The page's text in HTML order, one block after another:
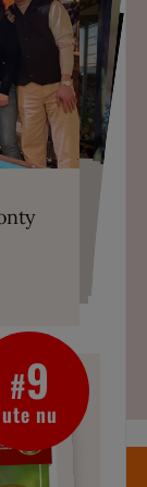
är allt
fång
blivit
tränaren
#9
ute nu